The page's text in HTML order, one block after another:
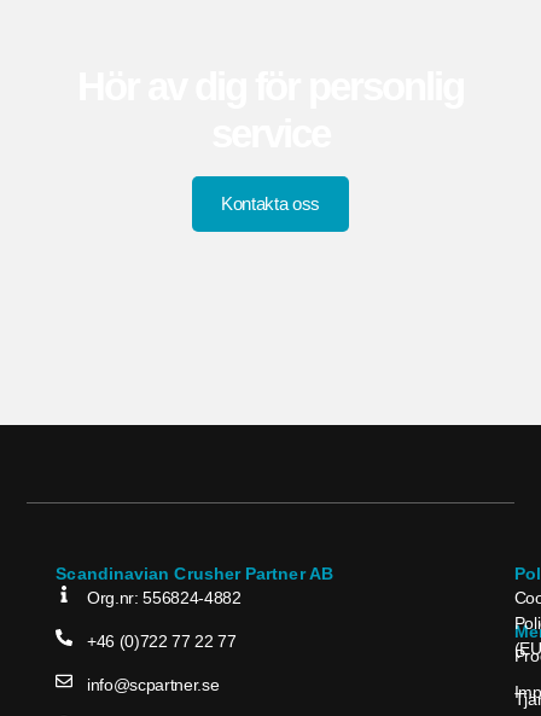
Kontakta oss
Scandinavian Crusher Partner AB
Org.nr: 556824-4882
+46 (0)722 77 22 77
info@scpartner.se